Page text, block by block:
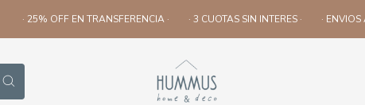
· 25% OFF EN TRANSFERENCIA · · 3 CUOTAS SIN INTERES · · ENVIOS